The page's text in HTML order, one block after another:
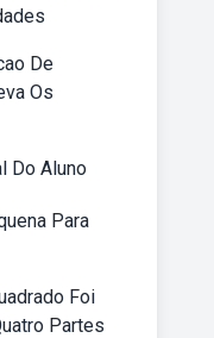
De
Os
Do Aluno
Para
Foi
Partes